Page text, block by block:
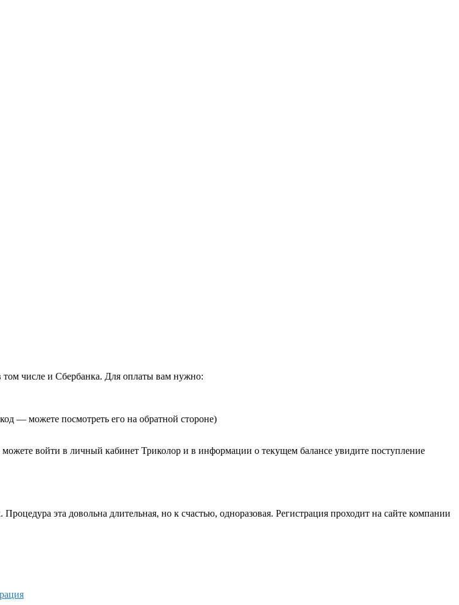
числе и Сбербанка. Для оплаты вам нужно:
— можете посмотреть его на обратной стороне)
войти в личный кабинет Триколор и в информации о текущем балансе увидите поступление
эта довольна длительная, но к счастью, одноразовая. Регистрация проходит на сайте компании